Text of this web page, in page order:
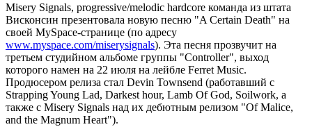
Misery Signals, progressive/melodic hardcore команда из штата
Висконсин презентовала новую песню "A Certain Death" на
своей MySpace-странице (по адресу
www.myspace.com/miserysignals). Эта песня прозвучит на
третьем студийном альбоме группы "Controller", выход
которого намен на 22 июля на лейбле Ferret Music.
Продюсером релиза стал Devin Townsend (работавший с
Strapping Young Lad, Darkest hour, Lamb Of God, Soilwork, а
также с Misery Signals над их дебютным релизом "Of Malice,
and the Magnum Heart").